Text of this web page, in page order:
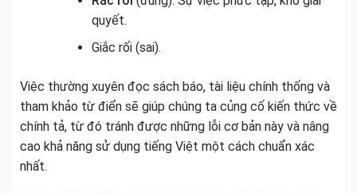
quyết.
Giắc rối (sai).
Việc thường xuyên đọc sách báo, tài liệu chính thống và
tham khảo từ điển sẽ giúp chúng ta củng cố kiến thức về
chính tả, từ đó tránh được những lỗi cơ bản này và nâng
cao khả năng sử dụng tiếng Việt một cách chuẩn xác
nhất.